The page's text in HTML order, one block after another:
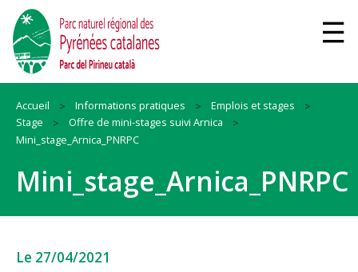
Accueil Informations pratiques
Emplois et stages
Stage
Offre de mini-stages suivi Arnica
Mini_stage_Arnica_PNRPC
Mini_stage_Arnica_PNRPC
Le 27/04/2021